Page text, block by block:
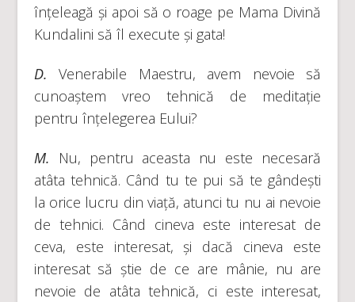
înțeleagă și apoi să o roage pe Mama Divină
Kundalini să îl execute și gata!
D.Venerabile Maestru, avem nevoie să
cunoaștem vreo tehnică de meditație
pentru înțelegerea Eului?
M. Nu, pentru aceasta nu este necesară
atâta tehnică. Când tu te pui să te gândești
la orice lucru din viață, atunci tu nu ai nevoie
de tehnici. Când cineva este interesat de
ceva, este interesat, și dacă cineva este
interesat să știe de ce are mânie, nu are
nevoie de atâta tehnică, ci este interesat,